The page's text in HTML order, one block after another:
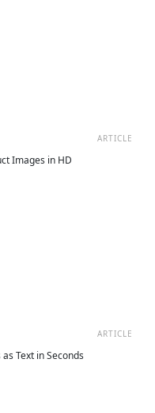
ARTICLE
Images in HD
ARTICLE
Text in Seconds